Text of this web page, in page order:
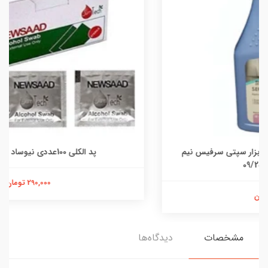
پد الکلی 100عددی نیوساد انقضا 08/2028
مشخصات دیدگاه‌ها